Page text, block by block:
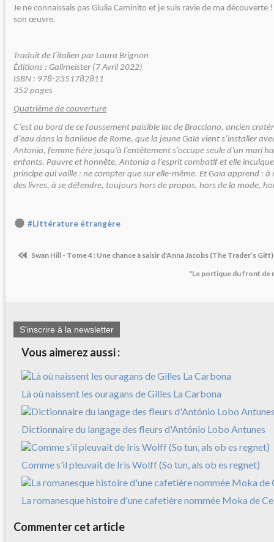
Je ne connaissais pas Giulia Caminito et je suis ravie de ma découverte
son œuvre.
Traduit de l’italien par Laura Brignon
Éditions : Gallmeister (7 Avril 2022)
ISBN : 978-2351782811
352 pages
Quatrième de couverture
C’est au bord de ce faussement paisible lac de Bracciano, ancien
d’eau dans la banlieue de Rome, que la jeune Gaïa vient s’installer
Antonia, femme fière jusqu’à l’entêtement s’occupe seule d’un mari
enfants. Pauvre et honnête, Antonia a l’esprit combatif et elle
principe qui vaille : ne compter que sur elle-même. Et Gaïa apprend : à
des livres, à se défendre, toujours hors de propos, hors de la mode,
#Littérature étrangère
Swan Hill - Tome 4 : Une chance à saisir d'Anna Jacobs (The Trader’s Gift)
"Le portique du front de
S'inscrire à la newsletter
Vous aimerez aussi :
Là où naissent les ouragans de Gilles La Carbona
Dictionnaire du langage des fleurs d'António Lobo Antunes
Comme s’il pleuvait de Iris Wolff (So tun, als ob es regnet)
La romanesque histoire d'une cafetière nommée Moka de
Commenter cet article